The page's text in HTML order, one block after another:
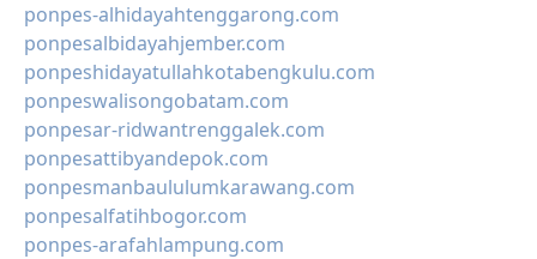
ponpes-alhidayahtenggarong.com
ponpesalbidayahjember.com
ponpeshidayatullahkotabengkulu.com
ponpeswalisongobatam.com
ponpesar-ridwantrenggalek.com
ponpesattibyandepok.com
ponpesmanbaululumkarawang.com
ponpesalfatihbogor.com
ponpes-arafahlampung.com